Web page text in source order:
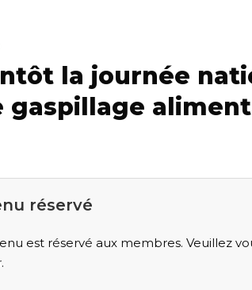
2023
la journée
gaspillage
réservé
est réservé aux membres. Veuillez